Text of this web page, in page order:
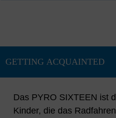
Das PYRO SIXTEEN ist
Kinder, die das